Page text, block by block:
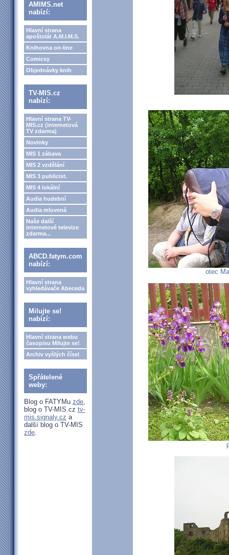
AMIMS.net
nabízí:
Hlavní strana
apoštolát A.M.I.M.S.
Knihovna on-line
Comicsy
Objednávky knih
TV-MIS.cz
nabízí:
Hlavní strana TV-
MIS.cz (internetová
TV zdarma)
Novinky
MIS 1 zábava
MIS 2 vzdělání
MIS 3 publicist.
MIS 4 lokální
Audia hudební
Audia mluvená
Naše další
internetové televize
zdarma...
ABCD.fatym.com
nabízí:
Hlavní strana
vyhledávače Abeceda
Milujte se!
nabízí:
Hlavní strana webu
časopisu Milujte se!
Archiv vyšlých čísel
Spřátelené
weby:
Blog o FATYMu zde,
blog o TV-MIS.cz tv-
mis.signaly.cz a
další blog o TV-MIS
zde.
otec